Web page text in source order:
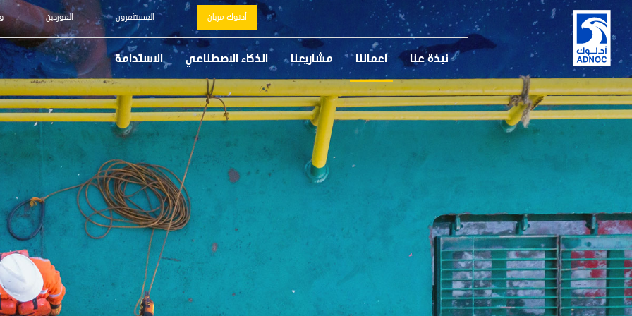
أدنوك مربان المستثمرون الموردين
نبذة عنا اعمالنا مشاريعنا الذكاء الاصطناعي الاستدامة